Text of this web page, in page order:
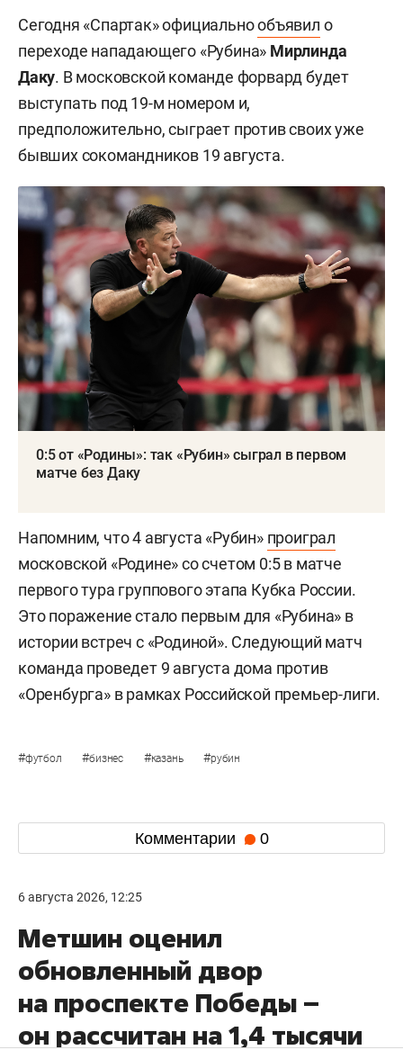
Сегодня «Спартак» официальнообъявил о
переходе нападающего «Рубина» Мирлинда
Даку. В московской команде форвард будет
выступать под 19-м номером и,
предположительно, сыграет против своих уже
бывших сокомандников 19 августа.
0:5 от «Родины»: так «Рубин» сыграл в первом
матче без Даку
Напомним, что 4 августа «Рубин» проиграл
московской «Родине» со счетом 0:5 в матче
первого тура группового этапа Кубка России.
Это поражение стало первым для «Рубина» в
истории встреч с «Родиной». Следующий матч
команда проведет 9 августа дома против
«Оренбурга» в рамках Российской премьер-лиги.
#футбол #бизнес #казань #рубин
Комментарии 0
6 августа 2026, 12:25
Метшин оценил
обновленный двор
на проспекте Победы –
он рассчитан на 1,4 тысячи